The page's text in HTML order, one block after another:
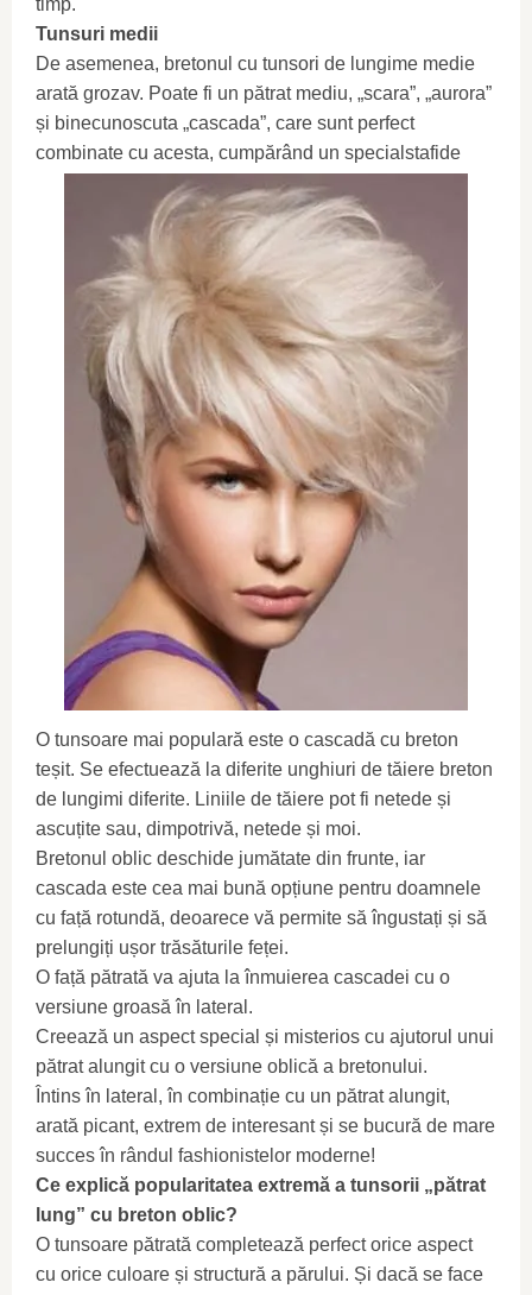
timp.
Tunsuri medii
De asemenea, bretonul cu tunsori de lungime medie
arată grozav. Poate fi un pătrat mediu, „scara”, „aurora”
și binecunoscuta „cascada”, care sunt perfect
combinate cu acesta, cumpărând un specialstafide
O tunsoare mai populară este o cascadă cu breton
teșit. Se efectuează la diferite unghiuri de tăiere breton
de lungimi diferite. Liniile de tăiere pot fi netede și
ascuțite sau, dimpotrivă, netede și moi.
Bretonul oblic deschide jumătate din frunte, iar
cascada este cea mai bună opțiune pentru doamnele
cu față rotundă, deoarece vă permite să îngustați și să
prelungiți ușor trăsăturile feței.
O față pătrată va ajuta la înmuierea cascadei cu o
versiune groasă în lateral.
Creează un aspect special și misterios cu ajutorul unui
pătrat alungit cu o versiune oblică a bretonului.
Întins în lateral, în combinație cu un pătrat alungit,
arată picant, extrem de interesant și se bucură de mare
succes în rândul fashionistelor moderne!
Ce explică popularitatea extremă a tunsorii „pătrat
lung” cu breton oblic?
O tunsoare pătrată completează perfect orice aspect
cu orice culoare și structură a părului. Și dacă se face